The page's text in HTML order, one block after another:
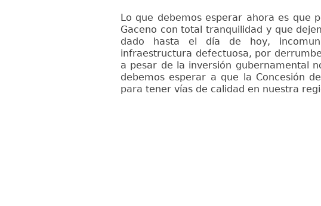
Lo que debemos esperar ahora es que
Gaceno con total tranquilidad y que
dado hasta el día de hoy,
infraestructura defectuosa, por
a pesar de la inversión gubernamental
debemos esperar a que la Concesión
para tener vías de calidad en nuestra